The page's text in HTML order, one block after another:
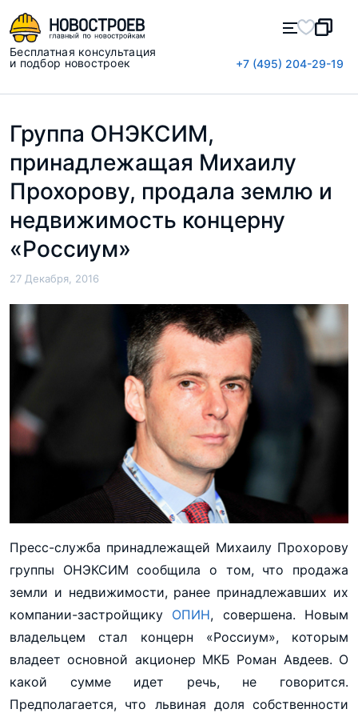
Бесплатная консультация
и подбор новостроек
+7 (495) 204-29-19
Группа ОНЭКСИМ,
принадлежащая Михаилу
Прохорову, продала землю и
недвижимость концерну
«Россиум»
27 Декабря, 2016
Пресс-служба принадлежащей Михаилу Прохорову
группы ОНЭКСИМ сообщила о том, что продажа
земли и недвижимости, ранее принадлежавших их
компании-застройщику ОПИН, совершена. Новым
владельцем стал концерн «Россиум», которым
владеет основной акционер МКБ Роман Авдеев. О
какой сумме идет речь, не говорится.
Предполагается, что львиная доля собственности